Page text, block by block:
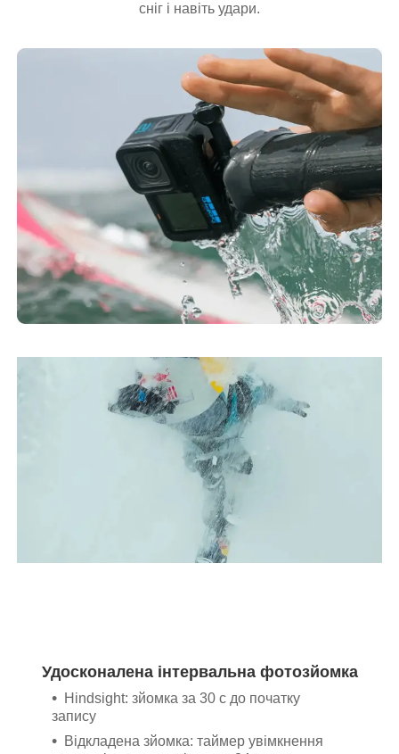
сніг і навіть удари.
Удосконалена інтервальна фотозйомка
Hindsight: зйомка за 30 с до початку
запису
Відкладена зйомка: таймер увімкнення